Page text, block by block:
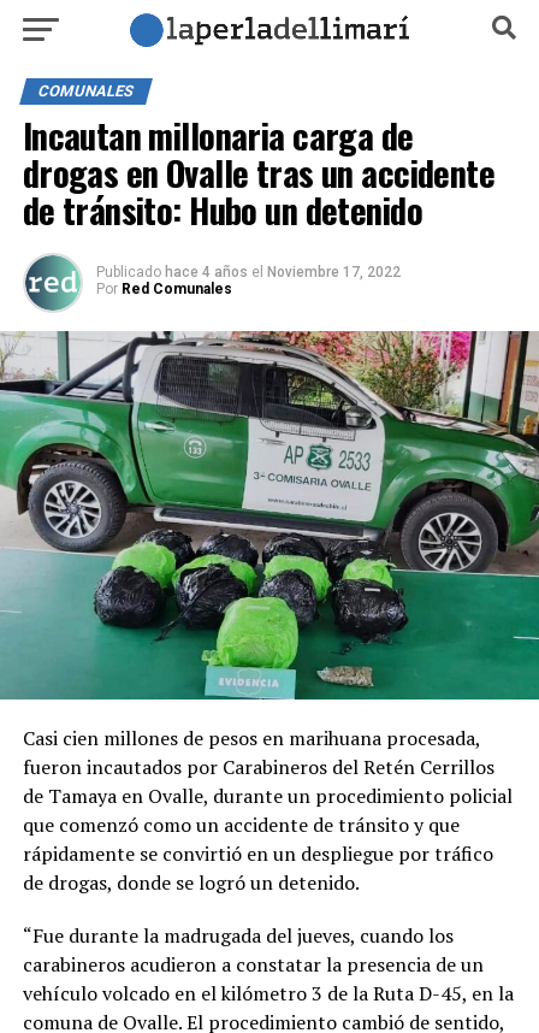
COMUNALES
Incautan millonaria carga de
drogas en Ovalle tras un accidente
de tránsito: Hubo un detenido
Publicado hace 4 años el Noviembre 17, 2022
Por Red Comunales
Casi cien millones de pesos en marihuana procesada,
fueron incautados por Carabineros del Retén Cerrillos
de Tamaya en Ovalle, durante un procedimiento policial
que comenzó como un accidente de tránsito y que
rápidamente se convirtió en un despliegue por tráfico
de drogas, donde se logró un detenido.
“Fue durante la madrugada del jueves, cuando los
carabineros acudieron a constatar la presencia de un
vehículo volcado en el kilómetro 3 de la Ruta D-45, en la
comuna de Ovalle. El procedimiento cambió de sentido,